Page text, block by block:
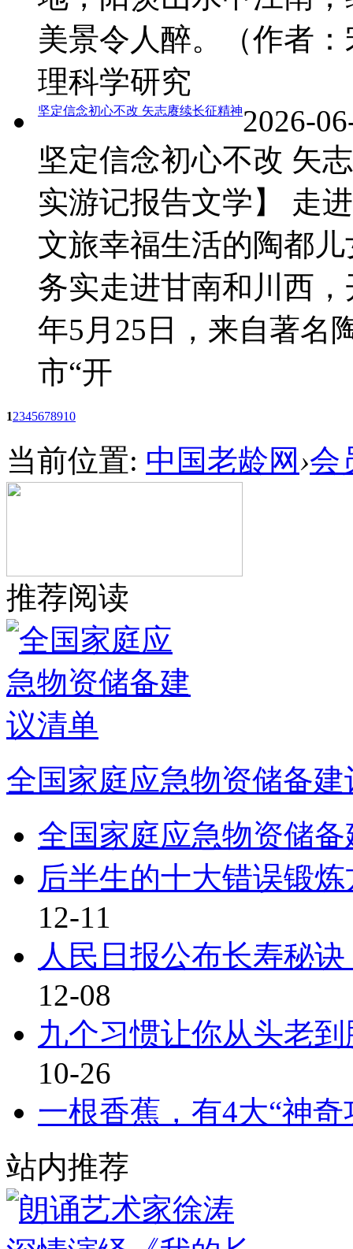
美景令人醉。（作者
理科学研究
坚定信念初心不改 矢志赓续长征精神2026-
坚定信念初心不改 矢
实游记报告文学】 走
文旅幸福生活的陶都
务实走进甘南和川西
年5月25日，来自著
市“开
12345678910
当前位置: 中国老龄网›会
推荐阅读
全国家庭应急物资储备建
全国家庭应急物资储
后半生的十大错误锻
12-11
人民日报公布长寿秘
12-08
九个习惯让你从头老
10-26
一根香蕉，有4大“神奇
站内推荐